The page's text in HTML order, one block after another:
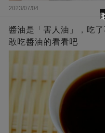
2023/07/04
醬油是「害人油」，吃
敢吃醬油的看看吧